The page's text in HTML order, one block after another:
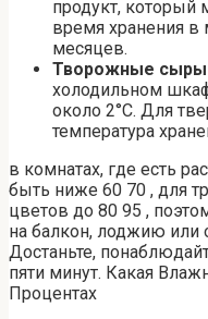
продукт, который
время хранения в
месяцев.
Творожные сыры
холодильном
около 2°C. Для
температура
в комнатах, где есть
быть ниже 60 70 , для
цветов до 80 95 ,
на балкон, лоджию или
Достаньте,
пяти минут. Какая
Процентах